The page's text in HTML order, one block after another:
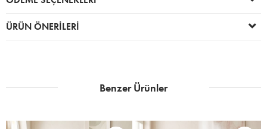
ÜRÜN ÖNERILERI
Benzer Ürünler